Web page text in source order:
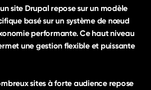
site Drupal repose sur un modèle
basé sur un système de nœud
performante. Ce haut niveau
une gestion flexible et puissante
sites à forte audience repose